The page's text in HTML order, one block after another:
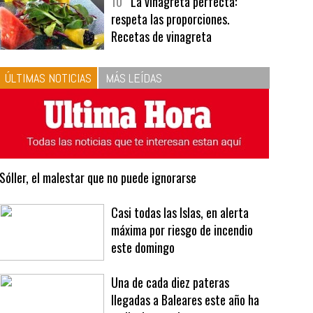
Recetas y menús
respeta las proporciones.
Recetas de vinagreta
ÚLTIMAS NOTICIAS MÁS LEÍDAS
Sóller, el malestar que no puede ignorarse
máxima por riesgo de incendio
este domingo